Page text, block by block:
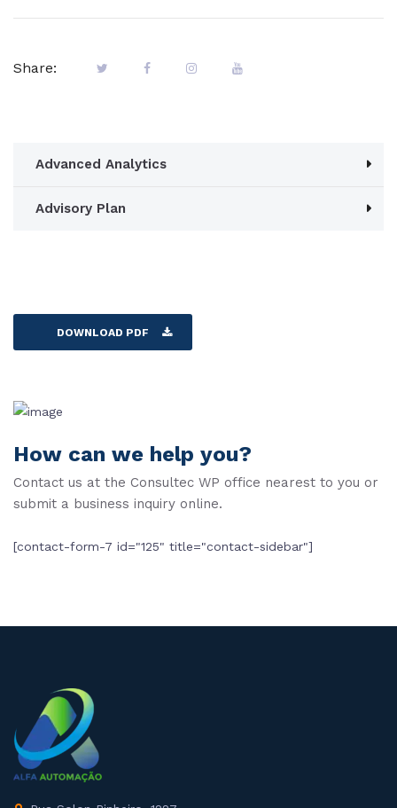
Share:
Advanced Analytics
Advisory Plan
DOWNLOAD PDF
How can we help you?
Contact us at the Consultec WP office nearest to you or
submit a business inquiry online.
[contact-form-7 id="125" title="contact-sidebar"]